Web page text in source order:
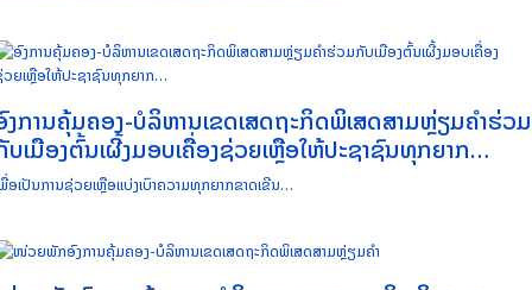
ງການຄຸ້ມຄອງ-ບໍລິຫານເຂດເສດຖະກິດພິເສດສາມຫຼ່ຽມຄຳຮ່ວມ
ບເມືອງຕົ້ນເຜີ້ງມອບເຄື່ອງຊ່ວຍເຫຼືອໃຫ້ປະຊາຊົນທຸກຍາກ…
ອເປັນການຊ່ວຍເຫຼືອແບ່ງເບົາຄວາມທຸກຍາກຂາດເຂີນ…